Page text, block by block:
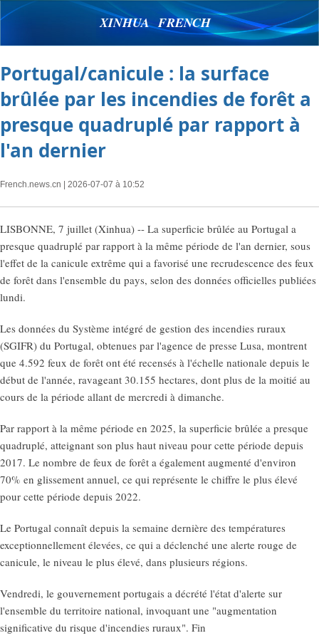
XINHUA FRENCH
Portugal/canicule : la surface
brûlée par les incendies de forêt a
presque quadruplé par rapport à
l'an dernier
French.news.cn | 2026-07-07 à 10:52
LISBONNE, 7 juillet (Xinhua) -- La superficie brûlée au Portugal a
presque quadruplé par rapport à la même période de l'an dernier, sous
l'effet de la canicule extrême qui a favorisé une recrudescence des feux
de forêt dans l'ensemble du pays, selon des données officielles publiées
lundi.
Les données du Système intégré de gestion des incendies ruraux
(SGIFR) du Portugal, obtenues par l'agence de presse Lusa, montrent
que 4.592 feux de forêt ont été recensés à l'échelle nationale depuis le
début de l'année, ravageant 30.155 hectares, dont plus de la moitié au
cours de la période allant de mercredi à dimanche.
Par rapport à la même période en 2025, la superficie brûlée a presque
quadruplé, atteignant son plus haut niveau pour cette période depuis
2017. Le nombre de feux de forêt a également augmenté d'environ
70% en glissement annuel, ce qui représente le chiffre le plus élevé
pour cette période depuis 2022.
Le Portugal connaît depuis la semaine dernière des températures
exceptionnellement élevées, ce qui a déclenché une alerte rouge de
canicule, le niveau le plus élevé, dans plusieurs régions.
Vendredi, le gouvernement portugais a décrété l'état d'alerte sur
l'ensemble du territoire national, invoquant une "augmentation
significative du risque d'incendies ruraux". Fin